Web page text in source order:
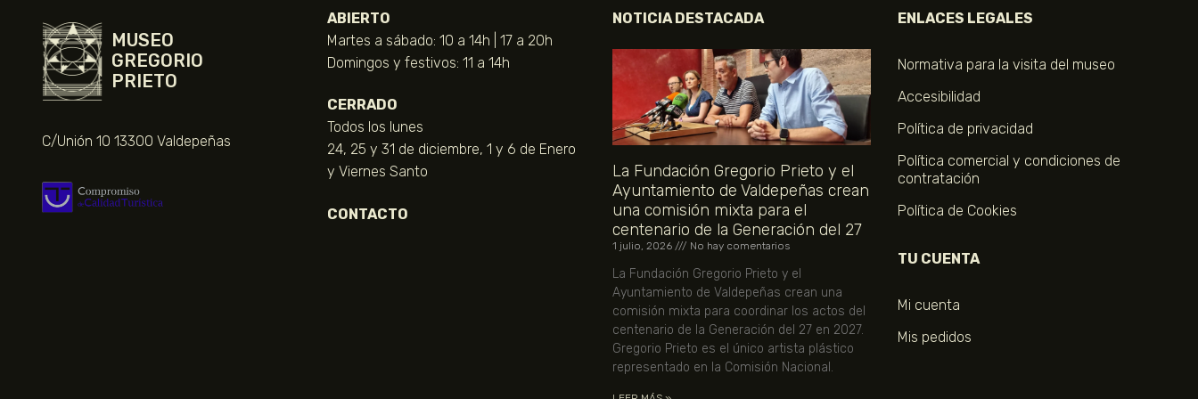
MUSEO
GREGORIO
PRIETO
C/Unión 10 13300 Valdepeñas
ABIERTO
Martes a sábado: 10 a 14h | 17 a 20h
Domingos y festivos: 11 a 14h
CERRADO
Todos los lunes
24, 25 y 31 de diciembre, 1 y 6 de Enero
y Viernes Santo
CONTACTO
NOTICIA DESTACADA
La Fundación Gregorio Prieto y el
Ayuntamiento de Valdepeñas crean
una comisión mixta para el
centenario de la Generación del 27
1 julio, 2026 No hay comentarios
La Fundación Gregorio Prieto y el
Ayuntamiento de Valdepeñas crean una
comisión mixta para coordinar los actos del
centenario de la Generación del 27 en 2027.
Gregorio Prieto es el único artista plástico
representado en la Comisión Nacional.
ENLACES LEGALES
Normativa para la visita del museo
Accesibilidad
Política de privacidad
Política comercial y condiciones de
contratación
Política de Cookies
TU CUENTA
Mi cuenta
Mis pedidos